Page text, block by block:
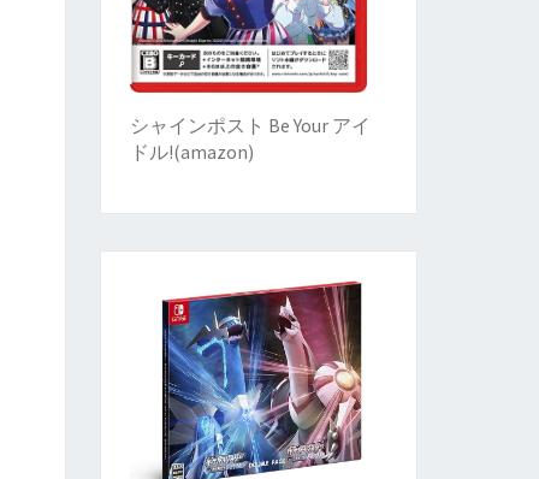
シャインポスト Be Your アイ
ドル!(amazon)